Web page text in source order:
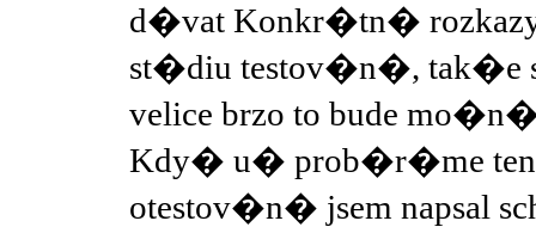
d�vat Konkr�tn�
st�diu testov�n�, tak�e
velice brzo to bude
Kdy� u� prob�r�me ten
otestov�n� jsem napsal